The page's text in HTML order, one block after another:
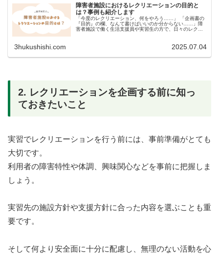
障害者施設におけるレクリエーションの目的と
は？事例も紹介します
「今度のレクリエーション、何をやろう……」 「企画書の
『目的』の欄、なんて書けばいいのか分からない……」障
害者施設で働く生活支援員や実習生の方で、日々のレクリ
3hukushishi.com 2025.07.04
2. レクリエーションを企画する前に知っ
ておきたいこと
実習でレクリエーションを行う前には、事前準備がとても
大切です。
利用者の障害特性や体調、興味関心などを事前に把握しま
しょう。
実習先の施設方針や支援方針に合った内容を選ぶことも重
要です。
そして何より安全面に十分に配慮し、無理のない活動を心